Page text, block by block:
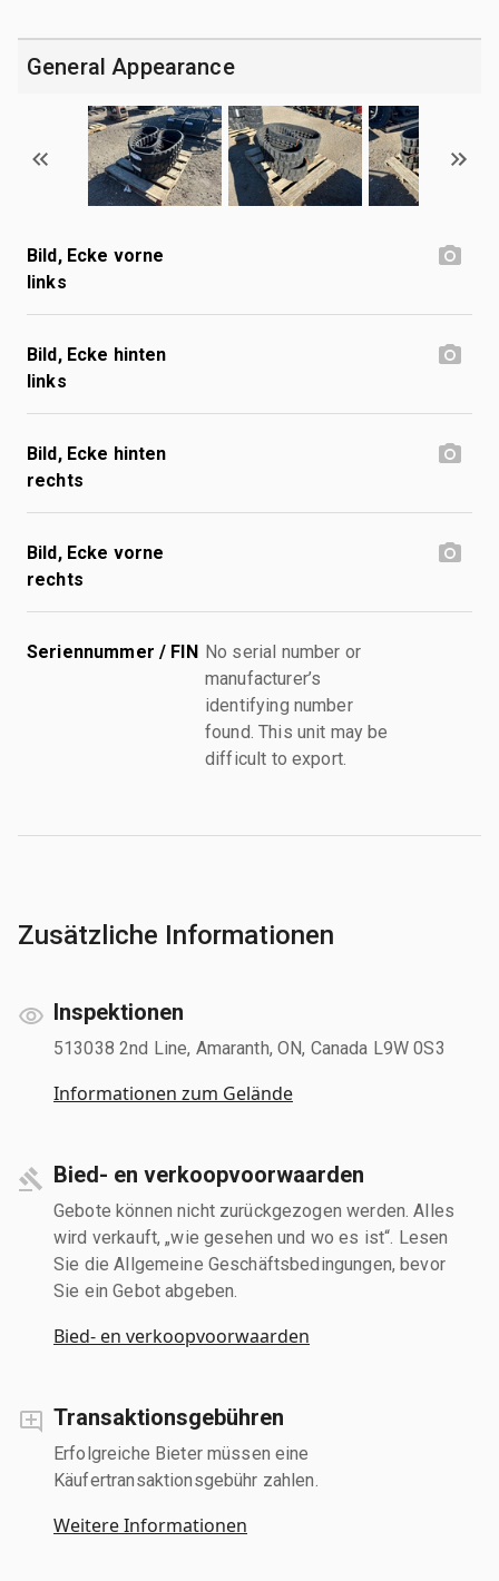
General Appearance
Bild, Ecke vorne
links
Bild, Ecke hinten
links
Bild, Ecke hinten
rechts
Bild, Ecke vorne
rechts
Seriennummer / FIN No serial number or
manufacturer’s
identifying number
found. This unit may be
difficult to export.
Zusätzliche Informationen
Inspektionen
513038 2nd Line, Amaranth, ON, Canada L9W 0S3
Informationen zum Gelände
Bied- en verkoopvoorwaarden
Gebote können nicht zurückgezogen werden. Alles
wird verkauft, „wie gesehen und wo es ist“. Lesen
Sie die Allgemeine Geschäftsbedingungen, bevor
Sie ein Gebot abgeben.
Bied- en verkoopvoorwaarden
Transaktionsgebühren
Erfolgreiche Bieter müssen eine
Käufertransaktionsgebühr zahlen.
Weitere Informationen